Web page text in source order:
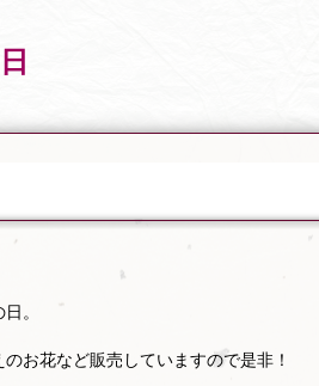
。
お花など販売していますので是非！